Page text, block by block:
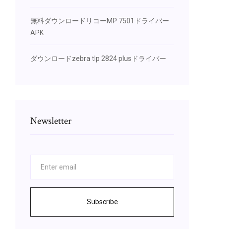
無料ダウンロードリコーMP 7501ドライバー
APK
ダウンロードzebra tlp 2824 plusドライバー
Newsletter
Subscribe